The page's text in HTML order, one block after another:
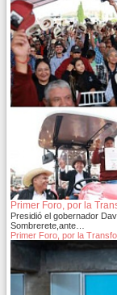
Primer Foro, por la
Presidió el gobernador
Sombrerete,ante…
Primer Foro, por la